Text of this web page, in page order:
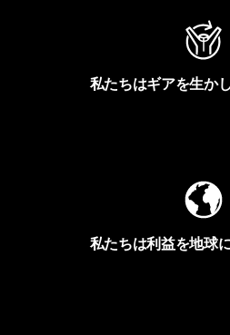
私たちはギアを生か
私たちは利益を地球